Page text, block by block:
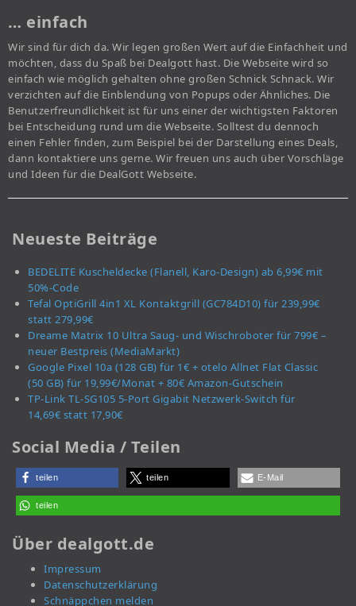
… einfach
Wir sind für dich da. Wir legen großen Wert auf die Einfachheit und
möchten, dass du Spaß bei Dealgott hast. Die Webseite wird so
einfach wie möglich gehalten ohne großen Schnick Schnack. Wir
verzichten auf die Einblendung von Popups oder Ähnliches. Die
Benutzerfreundlichkeit ist für uns einer der wichtigsten Faktoren
bei Entscheidung rund um die Webseite. Solltest du dennoch
einen Fehler finden, zum Beispiel bei der Darstellung eines Deals,
dann kontaktiere uns gerne. Wir freuen uns auch über Vorschläge
und Ideen für die DealGott Webseite.
Neueste Beiträge
BEDELITE Kuscheldecke (Flanell, Karo-Design) ab 6,99€ mit
50%-Code
Tefal OptiGrill 4in1 XL Kontaktgrill (GC784D10) für 239,99€
statt 279,99€
Dreame Matrix 10 Ultra Saug- und Wischroboter für 799€ –
neuer Bestpreis (MediaMarkt)
Google Pixel 10a (128 GB) für 1€ + otelo Allnet Flat Classic
(50 GB) für 19,99€/Monat + 80€ Amazon-Gutschein
TP-Link TL-SG105 5-Port Gigabit Netzwerk-Switch für
14,69€ statt 17,90€
Social Media / Teilen
teilen teilen E-Mail
teilen
Über dealgott.de
Impressum
Datenschutzerklärung
Schnäppchen melden